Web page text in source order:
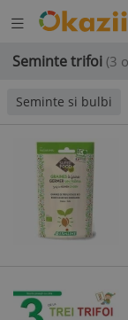
Deschide
meniul
Seminte trifoi (3
Seminte si bulbi